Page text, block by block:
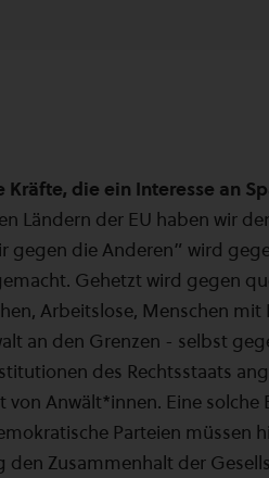
die ein Interesse an
Ländern der EU haben wir
gegen die Anderen” wird
Gehetzt wird gegen
Arbeitslose, Menschen
an den Grenzen - selbst
des Rechtsstaats
Anwält*innen. Eine solche
Parteien müssen
den Zusammenhalt der